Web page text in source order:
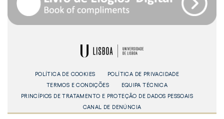
POLÍTICA DE COOKIES
POLÍTICA DE PRIVACIDADE
TERMOS E CONDIÇÕES
EQUIPA TÉCNICA
PRINCÍPIOS DE TRATAMENTO E PROTEÇÃO DE DADOS PESSOAIS
CANAL DE DENÚNCIA